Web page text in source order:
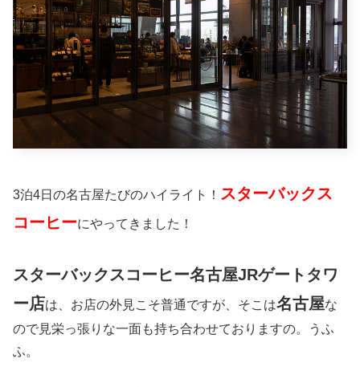
3泊4日の名古屋たびのハイライト！ スターバックス
コーヒーにやってきました！
スターバックスコーヒー名古屋JRゲートタワ
ー店は、お店の外見こそ普通ですが、そこは名古屋な
ので見栄っ張りな一面も持ち合わせておりますの。うふ
ふ。